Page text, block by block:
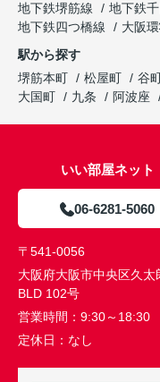
地下鉄堺筋線
地下鉄
地下鉄四つ橋線
大阪
駅から探す
堺筋本町
松屋町 谷
大国町
九条 阿波座
いい部屋ネッ
06-6281-5060
〒541-0056
大阪府大阪市中央区久
BLD 102号
営業時間： 9:30～18:30
定休日： なし